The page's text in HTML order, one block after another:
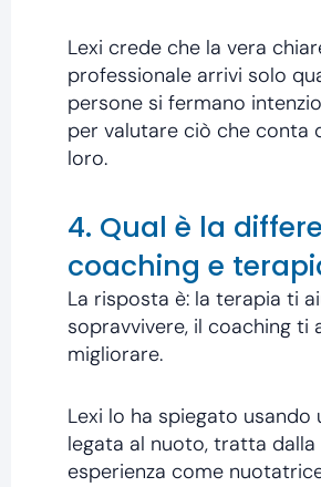
Lexi crede che la vera
professionale arrivi solo
persone si fermano
per valutare ciò che conta
loro.
4. Qual è la
coaching e
La risposta è: la terapia ti
sopravvivere, il coaching ti
migliorare.
Lexi lo ha spiegato usando
legata al nuoto, tratta dalla
esperienza come